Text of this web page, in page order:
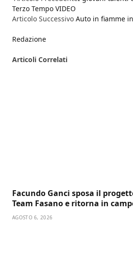
Terzo Tempo VIDEO
Articolo Successivo Auto in fiamme
Redazione
Articoli Correlati
Facundo Ganci sposa il
Team Fasano e ritorna in
AGOSTO 6, 2026